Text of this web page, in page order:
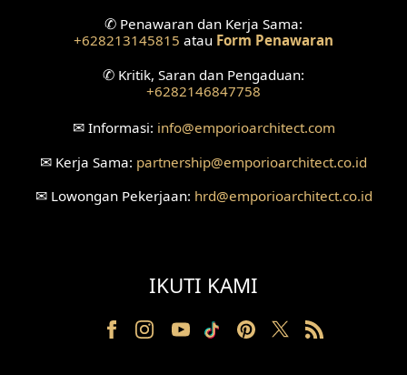
Desain Ruang Perawatan
Desain Ruang Konsultasi
Desain Ruang Receptionist
Desain Eksterior Klinik
Desain Mushola
Desain Taman
Desain Area Santai
✆ Penawaran dan Kerja Sama:
+628213145815 atau Form Penawaran
✆ Kritik, Saran dan Pengaduan:
+6282146847758
✉Informasi: info@emporioarchitect.com
✉ Kerja Sama: partnership@emporioarchitect.co.id
✉Lowongan Pekerjaan: hrd@emporioarchitect.co.id
IKUTI KAMI